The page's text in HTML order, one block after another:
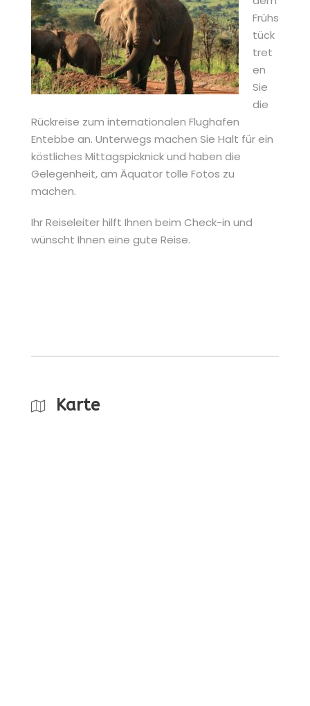
Frühs
tück
tret
en
Sie
die
Rückreise zum internationalen Flughafen
Entebbe an. Unterwegs machen Sie Halt für ein
köstliches Mittagspicknick und haben die
Gelegenheit, am Äquator tolle Fotos zu
machen.
Ihr Reiseleiter hilft Ihnen beim Check-in und
wünscht Ihnen eine gute Reise.
Karte